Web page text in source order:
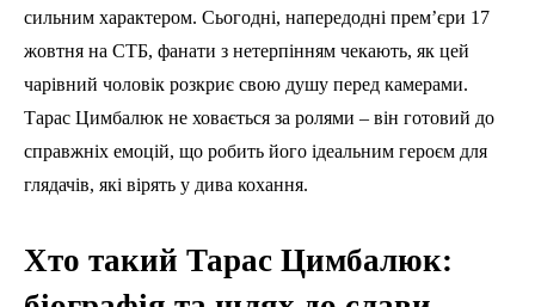
сильним характером. Сьогодні, напередодні прем’єри 17
жовтня на СТБ, фанати з нетерпінням чекають, як цей
чарівний чоловік розкриє свою душу перед камерами.
Тарас Цимбалюк не ховається за ролями – він готовий до
справжніх емоцій, що робить його ідеальним героєм для
глядачів, які вірять у дива кохання.
Хто такий Тарас Цимбалюк: